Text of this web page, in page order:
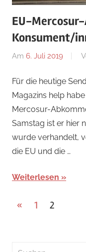
EU-
Konsument/
Am 6. Juli 2019
Für die heutige
Magazins help
Mercosur-
Samstag ist er hier
wurde verhandelt,
die EU und die …
Weiterlesen
« Vorherige
1 2